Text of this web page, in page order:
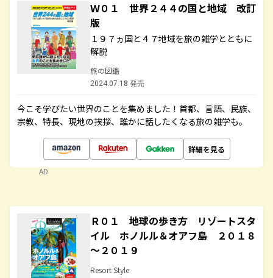
Ｗ０１ 世界２４４の国と地域 改訂
版
１９７ヵ国と４７地域を旅の雑学とともに
解説
旅の図鑑
2024.07.18 発売
今こそ学びたい世界のことを集めました！首都、言語、民族、
宗教、特長、現地の挨拶、誰かに話したくなる旅の雑学も。
詳細を見る
AD
Ｒ０１ 地球の歩き方 リゾートスタ
イル ホノルル＆オアフ島 ２０１８
～２０１９
Resort Style